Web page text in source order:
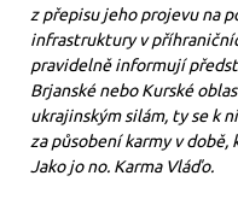
z přepisu jeho projevu na
infrastruktury v
pravidelně informují
Brjanské nebo Kurské
ukrajinským silám, ty se k
za působení karmy v
Jako jo no. Karma Vláďo.